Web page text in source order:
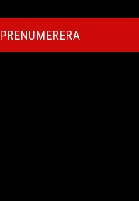
PRENUMERERA